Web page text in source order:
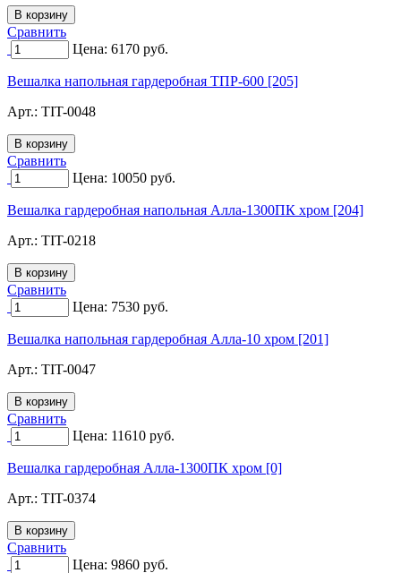
Сравнить
Цена: 6170 руб.
Вешалка напольная гардеробная ТПР-600 [205]
Арт.: TIT-0048
Сравнить
Цена: 10050 руб.
Вешалка гардеробная напольная Алла-1300ПК хром [204]
Арт.: TIT-0218
Сравнить
Цена: 7530 руб.
Вешалка напольная гардеробная Алла-10 хром [201]
Арт.: TIT-0047
Сравнить
Цена: 11610 руб.
Вешалка гардеробная Алла-1300ПК хром [0]
Арт.: TIT-0374
Сравнить
Цена: 9860 руб.